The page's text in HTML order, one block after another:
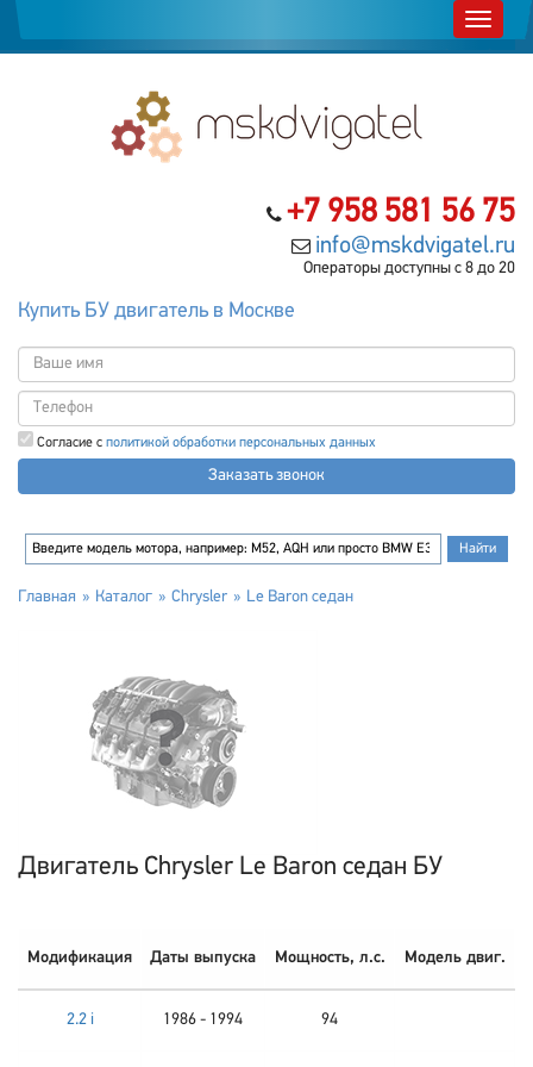
+7 958 581 56 75
info@mskdvigatel.ru
Операторы доступны с 8 до 20
Купить БУ двигатель в Москве
Согласие с политикой обработки персональных данных
Заказать звонок
Главная Каталог Chrysler Le Baron седан
Двигатель Chrysler Le Baron седан БУ
Модификация Даты выпуска Мощность, л.с. Модель двиг.
2.2 i 1986 - 1994 94